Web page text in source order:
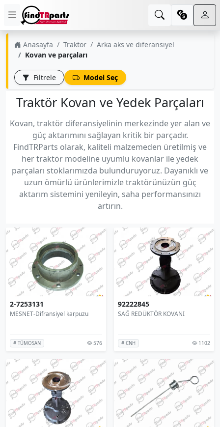
Anasayfa Traktör
Arka aks ve diferansiyel
Kovan ve parçaları
Filtrele Model Seç
Traktör Kovan ve Yedek Parçaları
Kovan, traktör diferansiyelinin merkezinde yer alan ve
güç aktarımını sağlayan kritik bir parçadır.
FindTRParts olarak, kaliteli malzemeden üretilmiş ve
her traktör modeline uyumlu kovanlar ile yedek
parçaları stoklarımızda bulunduruyoruz. Dayanıklı ve
uzun ömürlü ürünlerimizle traktörünüzün güç
aktarım sistemini yenileyin, saha performansınızı
artırın.
2-7253131
MESNET-Difransiyel karpuzu
# TÜMOSAN 576
92222845
SAĞ REDÜKTÖR KOVANI
# CNH 1102